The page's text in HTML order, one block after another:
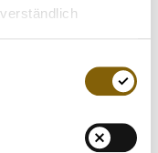
Thüringen im April
so intensiv und
ist. Am 2. Mai